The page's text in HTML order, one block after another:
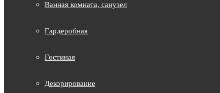
Ванная комната, санузел
Гардеробная
Гостиная
Декорирование